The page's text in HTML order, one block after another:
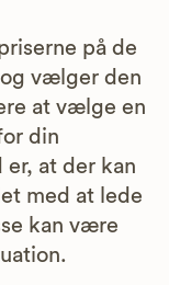
på de
vælger den
at vælge en
din
at der kan
med at lede
kan være